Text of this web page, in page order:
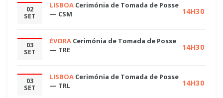
02
SET
LISBOA Cerimónia de Tomada de Posse
— CSM
14H30
03
SET
ÉVORA Cerimónia de Tomada de Posse
— TRE
14H30
03
SET
LISBOA Cerimónia de Tomada de Posse
— TRL
14H30